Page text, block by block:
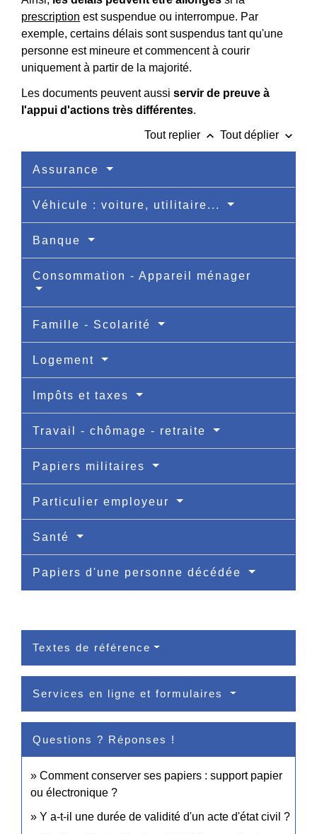
prescription est suspendue ou interrompue. Par
exemple, certains délais sont suspendus tant qu'une
personne est mineure et commencent à courir
uniquement à partir de la majorité.
Les documents peuvent aussi servir de preuve à
l'appui d'actions très différentes.
Tout replier keyboard_arrow_up Tout déplier keyboard_arrow_down
Assurance
Véhicule : voiture, utilitaire...
Banque
Consommation - Appareil ménager
Famille - Scolarité
Logement
Impôts et taxes
Travail - chômage - retraite
Papiers militaires
Particulier employeur
Santé
Papiers d'une personne décédée
Textes de référence
Services en ligne et formulaires
Questions ? Réponses !
Comment conserver ses papiers : support papier
ou électronique ?
Y a-t-il une durée de validité d'un acte d'état civil ?